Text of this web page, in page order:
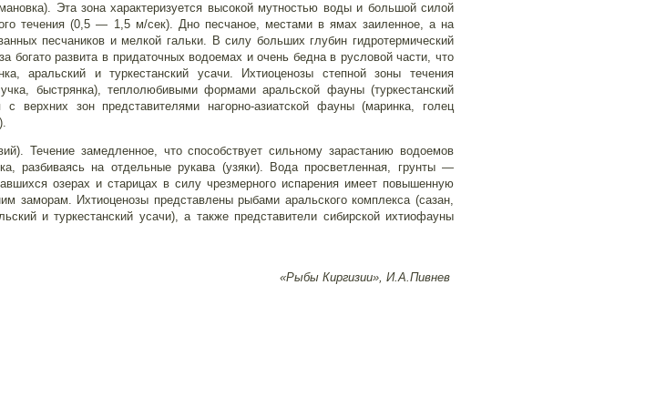
Эта зона характеризуется высокой мутностью воды и большой силой
течения (0,5 — 1,5 м/сек). Дно песчаное, местами в ямах заиленное, а на
песчаников и мелкой гальки. В силу больших глубин гидротермический
развита в придаточных водоемах и очень бедна в русловой части, что
аральский и туркестанский усачи. Ихтиоценозы степной зоны течения
быстрянка), теплолюбивыми формами аральской фауны (туркестанский
верхних зон представителями нагорно-азиатской фауны (маринка, голец
Течение замедленное, что способствует сильному зарастанию водоемов
разбиваясь на отдельные рукава (узяки). Вода просветленная, грунты —
озерах и старицах в силу чрезмерного испарения имеет повышенную
заморам. Ихтиоценозы представлены рыбами аральского комплекса (сазан,
и туркестанский усачи), а также представители сибирской ихтиофауны
«Рыбы Киргизии», И.А.Пивнев